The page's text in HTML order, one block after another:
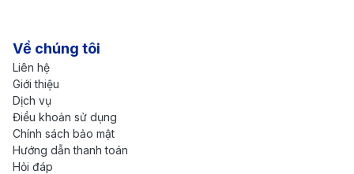
Về chúng tôi
Liên hệ
Giới thiệu
Dịch vụ
Điều khoản sử dụng
Chính sách bảo mật
Hướng dẫn thanh toán
Hỏi đáp